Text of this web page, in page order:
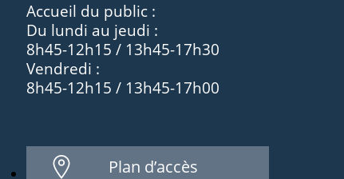
Accueil du public :
Du lundi au jeudi :
8h45-12h15 / 13h45-17h30
Vendredi :
8h45-12h15 / 13h45-17h00
Plan d’accès